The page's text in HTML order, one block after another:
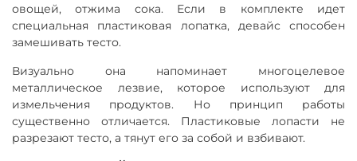
овощей, отжима сока. Если в комплекте идет
специальная пластиковая лопатка, девайс способен
замешивать тесто.
Визуально она напоминает многоцелевое
металлическое лезвие, которое используют для
измельчения продуктов. Но принцип работы
существенно отличается. Пластиковые лопасти не
разрезают тесто, а тянут его за собой и взбивают.